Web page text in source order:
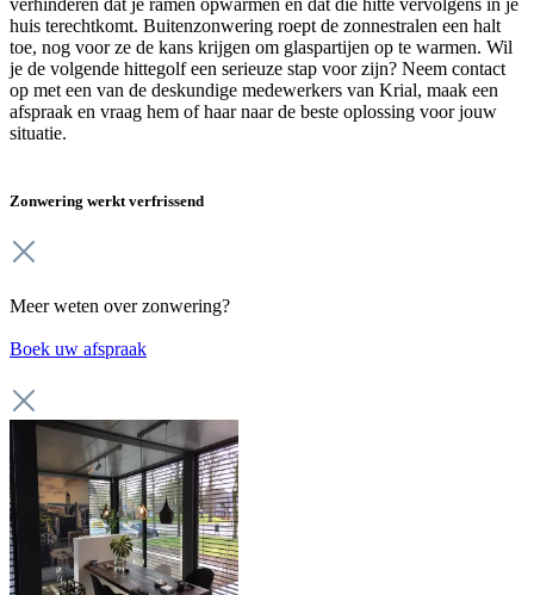
huis terechtkomt. Buitenzonwering roept de zonnestralen een halt
toe, nog voor ze de kans krijgen om glaspartijen op te warmen. Wil
je de volgende hittegolf een serieuze stap voor zijn? Neem contact
op met een van de deskundige medewerkers van Krial, maak een
afspraak en vraag hem of haar naar de beste oplossing voor jouw
situatie.
Zonwering werkt verfrissend
Meer weten over zonwering?
Boek uw afspraak